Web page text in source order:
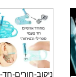
ניקוב-חורים-